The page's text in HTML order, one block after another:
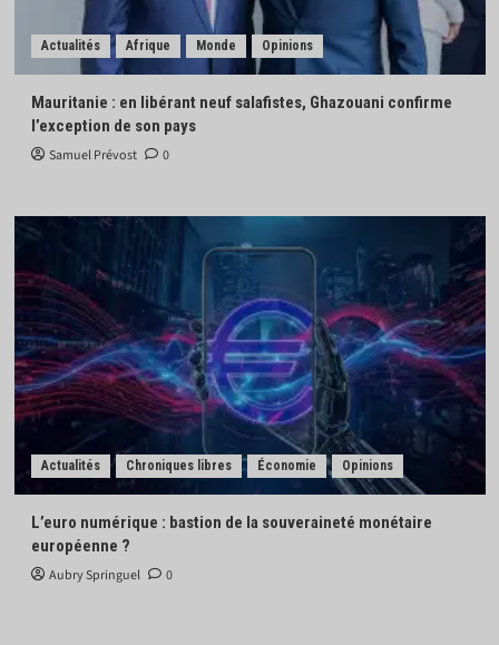
Actualités Afrique Monde Opinions
Mauritanie : en libérant neuf salafistes, Ghazouani confirme
l’exception de son pays
Samuel Prévost 0
Actualités Chroniques libres Économie Opinions
L’euro numérique : bastion de la souveraineté monétaire
européenne ?
Aubry Springuel 0